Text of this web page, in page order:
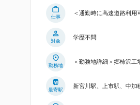
仕事
＜通勤時に高速道路利
対象
学歴不問
勤務地
＜勤務地詳細＞郷柿沢工
最寄駅
新宮川駅、上市駅、中加